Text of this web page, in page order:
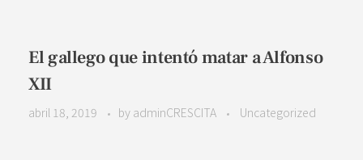
El gallego que intentó matar a Alfonso
XII
abril 18, 2019 by adminCRESCITA Uncategorized